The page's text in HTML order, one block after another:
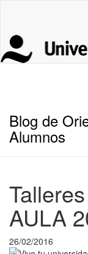
Blog de
Alumnos
AULA
26/02/2016